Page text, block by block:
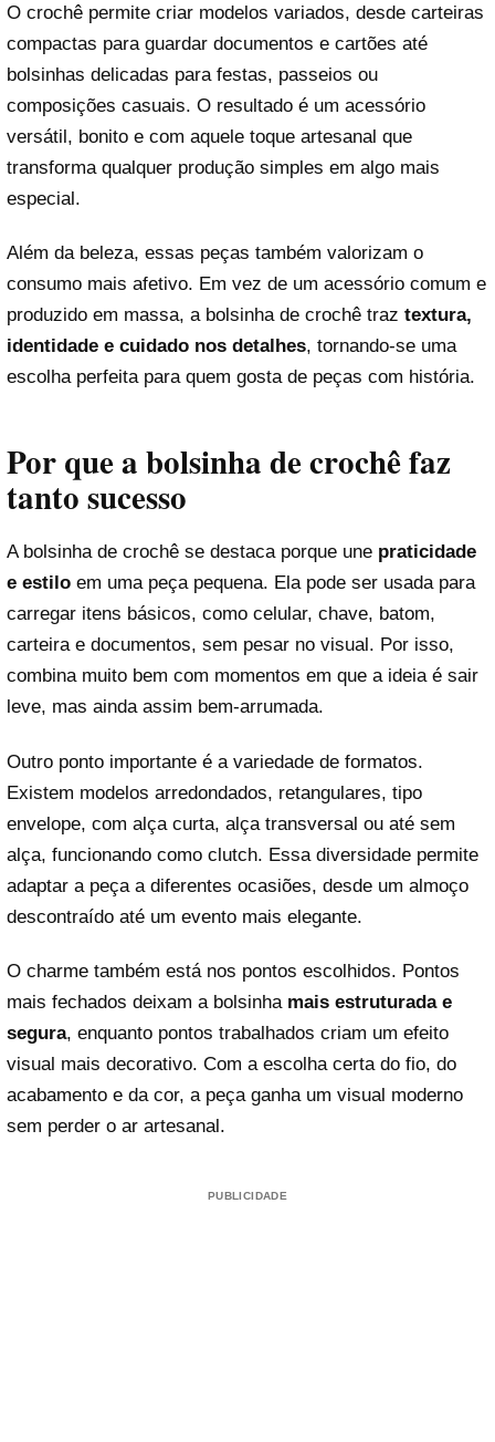
O crochê permite criar modelos variados, desde carteiras
compactas para guardar documentos e cartões até
bolsinhas delicadas para festas, passeios ou
composições casuais. O resultado é um acessório
versátil, bonito e com aquele toque artesanal que
transforma qualquer produção simples em algo mais
especial.
Além da beleza, essas peças também valorizam o
consumo mais afetivo. Em vez de um acessório comum e
produzido em massa, a bolsinha de crochê traz textura,
identidade e cuidado nos detalhes, tornando-se uma
escolha perfeita para quem gosta de peças com história.
Por que a bolsinha de crochê faz
tanto sucesso
A bolsinha de crochê se destaca porque une praticidade
e estilo em uma peça pequena. Ela pode ser usada para
carregar itens básicos, como celular, chave, batom,
carteira e documentos, sem pesar no visual. Por isso,
combina muito bem com momentos em que a ideia é sair
leve, mas ainda assim bem-arrumada.
Outro ponto importante é a variedade de formatos.
Existem modelos arredondados, retangulares, tipo
envelope, com alça curta, alça transversal ou até sem
alça, funcionando como clutch. Essa diversidade permite
adaptar a peça a diferentes ocasiões, desde um almoço
descontraído até um evento mais elegante.
O charme também está nos pontos escolhidos. Pontos
mais fechados deixam a bolsinha mais estruturada e
segura, enquanto pontos trabalhados criam um efeito
visual mais decorativo. Com a escolha certa do fio, do
acabamento e da cor, a peça ganha um visual moderno
sem perder o ar artesanal.
PUBLICIDADE